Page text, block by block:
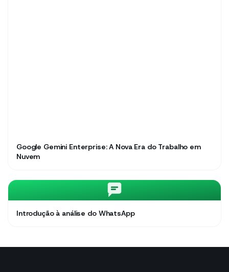
Google Gemini Enterprise: A Nova Era do Trabalho em
Nuvem
Introdução à análise do WhatsApp